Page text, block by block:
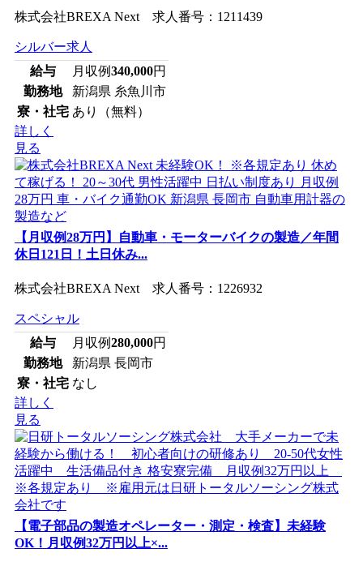
株式会社BREXA Next 求人番号：1211439
シルバー求人
給与
月収例340,000円
勤務地
新潟県 糸魚川市
寮・社宅 あり（無料）
詳しく
見る
【月収例28万円】自動車・モーターバイクの製造／年間
休日121日！土日休み...
株式会社BREXA Next 求人番号：1226932
スペシャル
給与
月収例280,000円
勤務地
新潟県 長岡市
寮・社宅 なし
詳しく
見る
【電子部品の製造オペレーター・測定・検査】未経験
OK！月収例32万円以上×...